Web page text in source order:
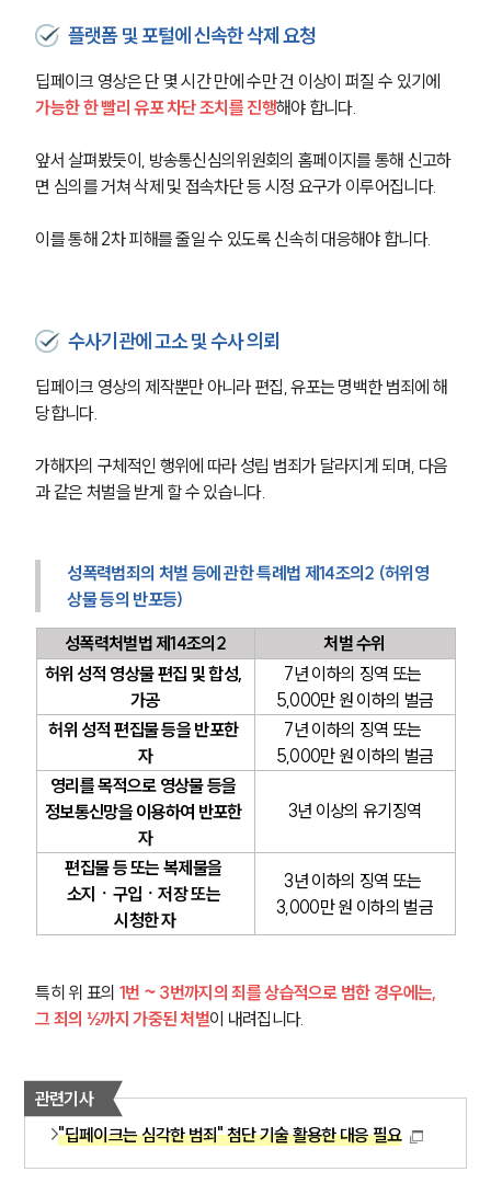
그룹소개
그룹소개
대륜의 강점
오시는 길
고객의 소리
통합검색
AI대륜
업무사례
주요 업무사례
사례분석/최신동향
플랫폼 및 포털에 신속한 삭제 요청
딥페이크 영상은 단 몇 시간 만에 수만 건 이상이 퍼질 수 있기에
가능한 한 빨리 유포 차단 조치를 진행해야 합니다.
앞서 살펴봤듯이, 방송통신심의위원회의 홈페이지를 통해 신고하
면 심의를 거쳐 삭제 및 접속차단 등 시정 요구가 이루어집니다.
이를 통해 2차 피해를 줄일 수 있도록 신속히 대응해야 합니다.
수사기관에 고소 및 수사 의뢰
딥페이크 영상의 제작뿐만 아니라 편집, 유포는 명백한 범죄에 해
당합니다.
가해자의 구체적인 행위에 따라 성립 범죄가 달라지게 되며, 다음
과 같은 처벌을 받게 할 수 있습니다.
성폭력범죄의 처벌 등에 관한 특례법 제14조의2 (허위영
상물 등의 반포등)
성폭력처벌법 제14조의2
처벌 수위
허위 성적 영상물 편집 및 합성,
가공
7년 이하의 징역 또는
5,000만 원 이하의 벌금
허위 성적 편집물 등을 반포한
자
7년 이하의 징역 또는
5,000만 원 이하의 벌금
영리를 목적으로 영상물 등을
정보통신망을 이용하여 반포한
자
3년 이상의 유기징역
편집물 등 또는 복제물을
소지ㆍ구입ㆍ저장 또는
시청한 자
3년 이하의 징역 또는
3,000만 원 이하의 벌금
특히 위 표의 1번 ~ 3번까지의 죄를 상습적으로 범한 경우에는,
그 죄의 ½까지 가중된 처벌이 내려집니다.
관련기사
"딥페이크는 심각한 범죄" 첨단 기술 활용한 대응 필요